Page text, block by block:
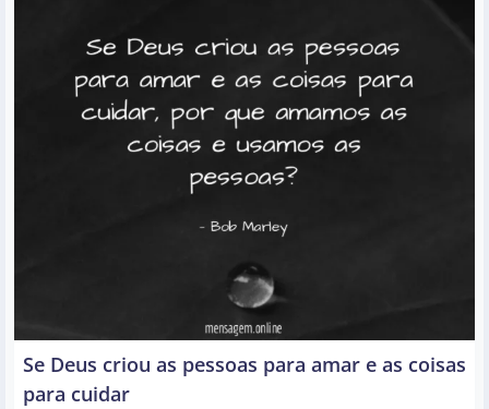
Se Deus criou as pessoas para amar e as coisas
para cuidar